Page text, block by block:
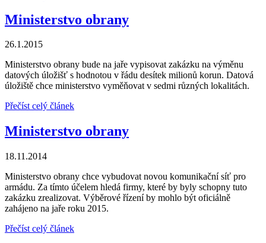
Ministerstvo obrany
26.1.2015
Ministerstvo obrany bude na jaře vypisovat zakázku na výměnu
datových úložišť s hodnotou v řádu desítek milionů korun. Datová
úložiště chce ministerstvo vyměňovat v sedmi různých lokalitách.
Přečíst celý článek
Ministerstvo obrany
18.11.2014
Ministerstvo obrany chce vybudovat novou komunikační síť pro
armádu. Za tímto účelem hledá firmy, které by byly schopny tuto
zakázku zrealizovat. Výběrové řízení by mohlo být oficiálně
zahájeno na jaře roku 2015.
Přečíst celý článek